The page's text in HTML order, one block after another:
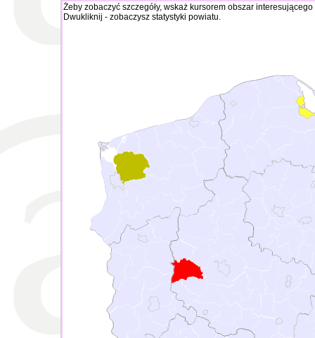
Żeby zobaczyć szczegóły, wskaż kursorem obszar
Dwukliknij - zobaczysz statystyki powiatu.